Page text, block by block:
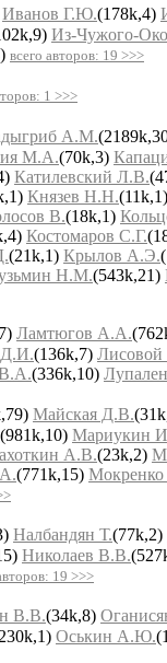
Иванов Г.Ю.(178k,4)
Из-Чужого-
всего авторов: 19 >>>
1 >>>
А.М.
М.А.(70k,3)
Катилевский Л.В.
Князев Н.Н.(11k,1)
В.(18k,1)
Костомаров С.Г.
(21k,1) Крылов А.Э.
Н.М.(543k,21)
Ламтюгов А.А.
Д.И.(136k,7)
(336k,10)
Майская Д.В.
(981k,10) Мариукин
А.В.(23k,2)
(771k,15)
Налбандян Т.(77k,2)
Николаев В.В.
19 >>>
В.В.(34k,8)
Оськин А.Ю.